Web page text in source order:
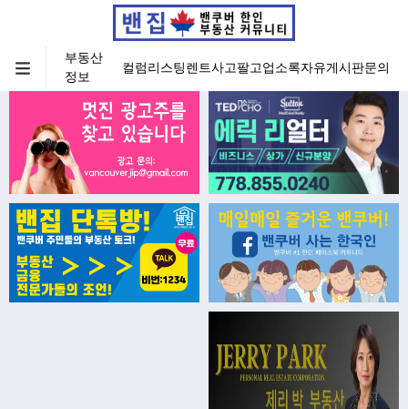
부동산
정보
컬럼리스팅렌트사고팔고업소록자유게시판문의